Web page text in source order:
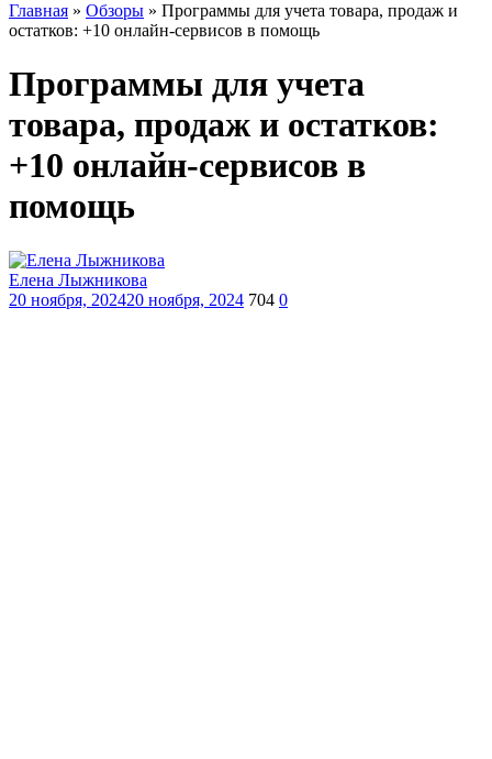
Главная » Обзоры » Программы для учета товара, продаж и
остатков: +10 онлайн-сервисов в помощь
Программы для учета
товара, продаж и остатков:
+10 онлайн-сервисов в
помощь
Елена Лыжникова
20 ноября, 202420 ноября, 2024 704 0